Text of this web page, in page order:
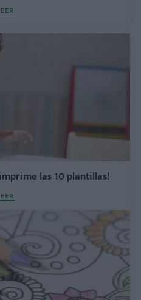
las 10 plantillas!